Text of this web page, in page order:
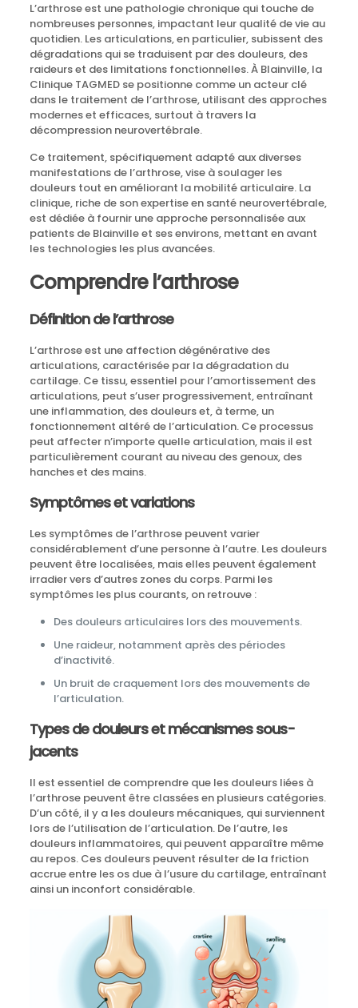
L’arthrose est une pathologie chronique qui touche de
nombreuses personnes, impactant leur qualité de vie au
quotidien. Les articulations, en particulier, subissent des
dégradations qui se traduisent par des douleurs, des
raideurs et des limitations fonctionnelles. À Blainville, la
Clinique TAGMED se positionne comme un acteur clé
dans le traitement de l’arthrose, utilisant des approches
modernes et efficaces, surtout à travers la
décompression neurovertébrale.
Ce traitement, spécifiquement adapté aux diverses
manifestations de l’arthrose, vise à soulager les
douleurs tout en améliorant la mobilité articulaire. La
clinique, riche de son expertise en santé neurovertébrale,
est dédiée à fournir une approche personnalisée aux
patients de Blainville et ses environs, mettant en avant
les technologies les plus avancées.
Comprendre l’arthrose
Définition de l’arthrose
L’arthrose est une affection dégénérative des
articulations, caractérisée par la dégradation du
cartilage. Ce tissu, essentiel pour l’amortissement des
articulations, peut s’user progressivement, entraînant
une inflammation, des douleurs et, à terme, un
fonctionnement altéré de l’articulation. Ce processus
peut affecter n’importe quelle articulation, mais il est
particulièrement courant au niveau des genoux, des
hanches et des mains.
Symptômes et variations
Les symptômes de l’arthrose peuvent varier
considérablement d’une personne à l’autre. Les douleurs
peuvent être localisées, mais elles peuvent également
irradier vers d’autres zones du corps. Parmi les
symptômes les plus courants, on retrouve :
Des douleurs articulaires lors des mouvements.
Une raideur, notamment après des périodes
d’inactivité.
Un bruit de craquement lors des mouvements de
l’articulation.
Types de douleurs et mécanismes sous-
jacents
Il est essentiel de comprendre que les douleurs liées à
l’arthrose peuvent être classées en plusieurs catégories.
D’un côté, il y a les douleurs mécaniques, qui surviennent
lors de l’utilisation de l’articulation. De l’autre, les
douleurs inflammatoires, qui peuvent apparaître même
au repos. Ces douleurs peuvent résulter de la friction
accrue entre les os due à l’usure du cartilage, entraînant
ainsi un inconfort considérable.